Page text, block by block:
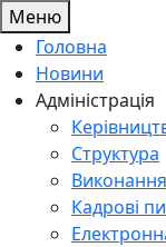
Меню
Головна
Новини
Адміністрація
Структура
Кадрові